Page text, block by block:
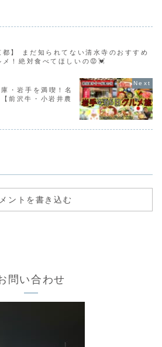
都】 まだ知られてない清水寺のおすすめ
メ！絶対食べてほしいの😡💓
・岩手を満喫！名
前沢牛・小岩井農
ントを書き込む
問い合わせ